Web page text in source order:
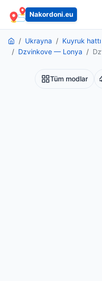
Nakordoni.eu
Ukrayna Kuyruk hattı
Dzvinkove — Lonya
Tüm modlar